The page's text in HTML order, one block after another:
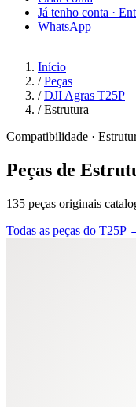
Já tenho conta ·
WhatsApp
Início
/ Peças
/ DJI Agras T25P
/ Estrutura
Compatibilidade ·
Peças de
135 peças originais
Todas as peças do T25P